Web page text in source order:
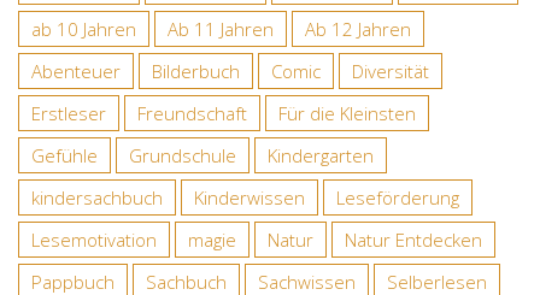
ab 10 Jahren
Ab 11 Jahren
Ab 12 Jahren
Abenteuer
Bilderbuch Comic
Diversität
Erstleser
Freundschaft
Für die Kleinsten
Gefühle
Grundschule
Kindergarten
kindersachbuch
Kinderwissen
Leseförderung
Lesemotivation
magie Natur
Natur Entdecken
Pappbuch
Sachbuch Sachwissen
Selberlesen